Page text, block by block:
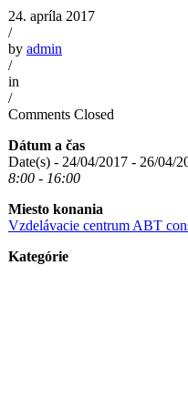
24. apríla 2017
/
by admin
/
in
/
Comments Closed
Dátum a čas
Date(s) - 24/04/2017 - 26/04/
8:00 - 16:00
Miesto konania
Vzdelávacie centrum ABT
Kategórie